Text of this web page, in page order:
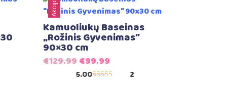
Akcija!
Kamuoliukų Baseinas
„Rožinis Gyvenimas”
90×30 cm
€129.99Original
price
€99.99Current
price
5.00 2